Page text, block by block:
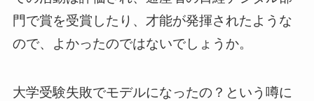
門で賞を受賞したり、才能が発揮されたような
ので、よかったのではないでしょうか。
大学受験失敗でモデルになったの？という噂に